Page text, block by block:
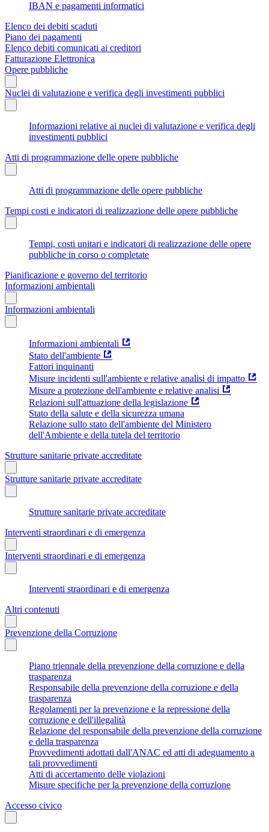
IBAN e pagamenti informatici
Elenco dei debiti scaduti
Piano dei pagamenti
Elenco debiti comunicati ai creditori
Fatturazione Elettronica
Opere pubbliche
Nuclei di valutazione e verifica degli investimenti pubblici
Informazioni relative ai nuclei di valutazione e verifica degli
investimenti pubblici
Atti di programmazione delle opere pubbliche
Atti di programmazione delle opere pubbliche
Tempi costi e indicatori di realizzazione delle opere pubbliche
Tempi, costi unitari e indicatori di realizzazione delle opere
pubbliche in corso o completate
Pianificazione e governo del territorio
Informazioni ambientali
Informazioni ambientali
Informazioni ambientali
Stato dell'ambiente
Fattori inquinanti
Misure incidenti sull'ambiente e relative analisi di impatto
Misure a protezione dell'ambiente e relative analisi
Relazioni sull'attuazione della legislazione
Stato della salute e della sicurezza umana
Relazione sullo stato dell'ambiente del Ministero
dell'Ambiente e della tutela del territorio
Strutture sanitarie private accreditate
Strutture sanitarie private accreditate
Strutture sanitarie private accreditate
Interventi straordinari e di emergenza
Interventi straordinari e di emergenza
Interventi straordinari e di emergenza
Altri contenuti
Prevenzione della Corruzione
Piano triennale della prevenzione della corruzione e della
trasparenza
Responsabile della prevenzione della corruzione e della
trasparenza
Regolamenti per la prevenzione e la repressione della
corruzione e dell'illegalità
Relazione del responsabile della prevenzione della corruzione
e della trasparenza
Provvedimenti adottati dall'ANAC ed atti di adeguamento a
tali provvedimenti
Atti di accertamento delle violazioni
Misure specifiche per la prevenzione della corruzione
Accesso civico